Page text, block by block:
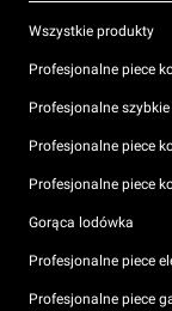
Wszystkie produkty
Profesjonalne piece
Profesjonalne szybkie
Profesjonalne piece
Profesjonalne piece
Gorąca lodówka
Profesjonalne piece
Profesjonalne piece